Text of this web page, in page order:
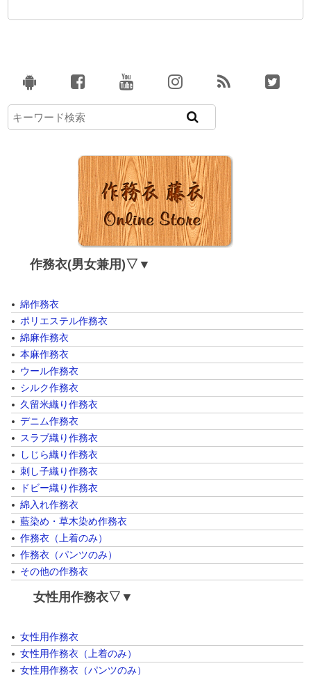
作務衣(男女兼用)▽▼
綿作務衣
ポリエステル作務衣
綿麻作務衣
本麻作務衣
ウール作務衣
シルク作務衣
久留米織り作務衣
デニム作務衣
スラブ織り作務衣
しじら織り作務衣
刺し子織り作務衣
ドビー織り作務衣
綿入れ作務衣
藍染め・草木染め作務衣
作務衣（上着のみ）
作務衣（パンツのみ）
その他の作務衣
女性用作務衣▽▼
女性用作務衣
女性用作務衣（上着のみ）
女性用作務衣（パンツのみ）